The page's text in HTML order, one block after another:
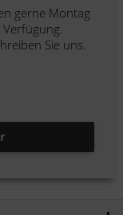
gerne Montag
Sie uns.